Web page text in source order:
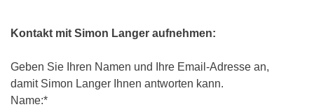
Sportanlagen
Kontakt mit Simon Langer aufnehmen:
Geben Sie Ihren Namen und Ihre Email-Adresse an,
damit Simon Langer Ihnen antworten kann.
Name:*